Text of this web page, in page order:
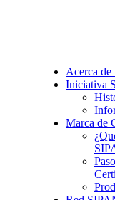
Acerca
Iniciativa
Marca de